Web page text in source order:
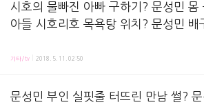
시호의 물빠진 아빠 구하기? 문성민 몸
아들 시호리호 목욕탕 위치? 문성민 배
브 스카이워커스 소개
슈퍼맨이 돌아왔다 5월 13일 예고편이 공개되었습니다. 배
기타/tv 2018. 5. 11. 02:50
문성민 부인 실핏줄 터뜨린 만남 썰? 문